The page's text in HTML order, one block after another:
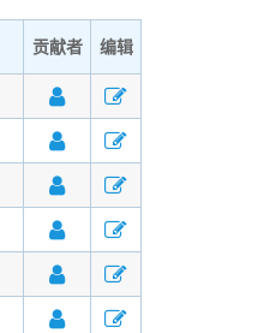
贡献者 编辑